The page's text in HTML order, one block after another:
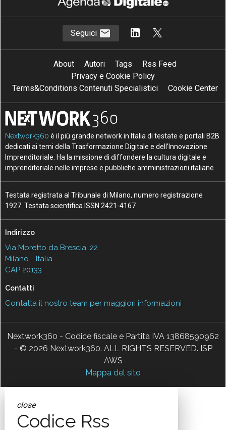
Seguici
About Autori Tags
Rss Feed
Privacy e Cookie Policy
Terms&Conditions Contenuti Specialistici
Cookie Center
Nextwork360 è il più grande network in Italia di testate e portali B2B
dedicati ai temi della Trasformazione Digitale e dell’Innovazione
Imprenditoriale. Ha la missione di diffondere la cultura digitale e
imprenditoriale nelle imprese e pubbliche amministrazioni italiane.
Testata registrata al Tribunale di Milano, numero registrazione
1927. Testata scientifica ISSN 2421-4167
Indirizzo
Via Moretto da Brescia, 22
Milano - Italia
CAP 20133
Contatti
Contatta il nostro team per maggiori informazioni
Nextwork360 - Codice fiscale e Partita IVA 13868590962
- © 2026 Nextwork360. ALL RIGHTS RESERVED. ISP
AWS
Mappa del sito
close
Codice Rss